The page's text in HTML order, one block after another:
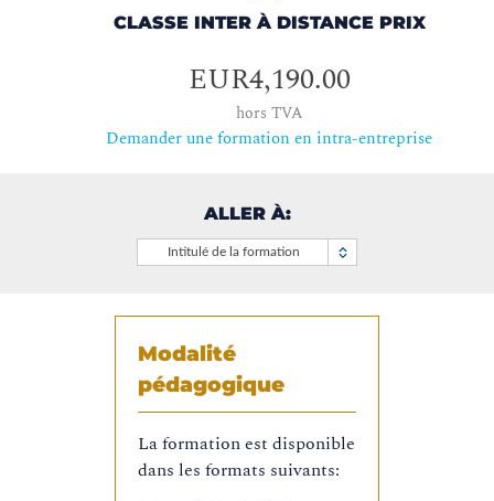
CLASSE INTER À DISTANCE PRIX
EUR4,190.00
hors TVA
Demander une formation en intra-entreprise
ALLER À:
Intitulé de la formation
Modalité
pédagogique
La formation est disponible
dans les formats suivants: